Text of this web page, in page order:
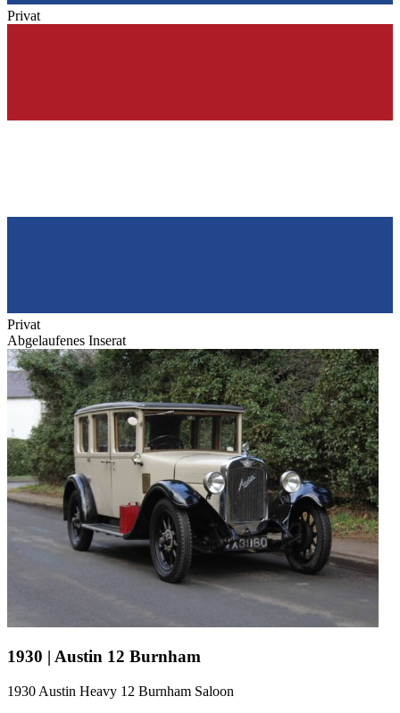
Privat
Privat
Abgelaufenes Inserat
1930 | Austin 12 Burnham
1930 Austin Heavy 12 Burnham Saloon